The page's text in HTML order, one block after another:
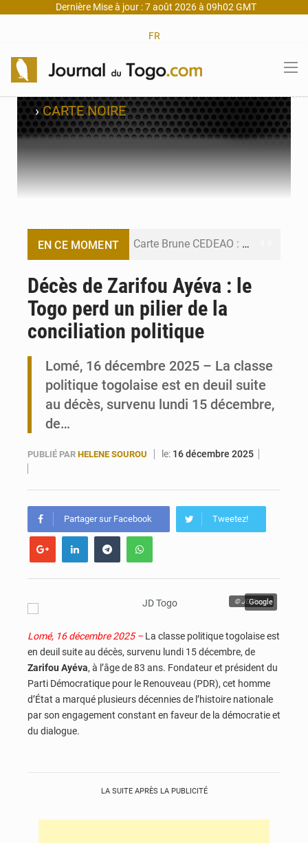
Dernière Mise à jour : 7 août 2026 à 09h02 GMT
FR
›CARTE NOIRE
EN CE MOMENT Carte Brune CEDEAO : Lomé mise sur la digitalisation des sinistres
Syrie : Explosion mortelle sur un minibus à Jaramana (Damas)
Maurice : Démission de la ministre Véronique Leu-Govind
Décès de Zarifou Ayéva : le
Togo perd un pilier de la
conciliation politique
Lomé, 16 décembre 2025 – La classe
politique togolaise est en deuil suite
au décès, survenu lundi 15 décembre,
de…
PUBLIÉ PAR HELENE SOUROU le: 16 décembre 2025
Partager sur Facebook Tweetez!
© JD Togo
Google
Lomé, 16 décembre 2025 –La classe politique togolaise est
en deuil suite au décès, survenu lundi 15 décembre, de
Zarifou Ayéva, à l’âge de 83 ans. Fondateur et président du
Parti Démocratique pour le Renouveau (PDR), cet homme
d’État a marqué plusieurs décennies de l’histoire nationale
par son engagement constant en faveur de la démocratie et
du dialogue.
LA SUITE APRÈS LA PUBLICITÉ